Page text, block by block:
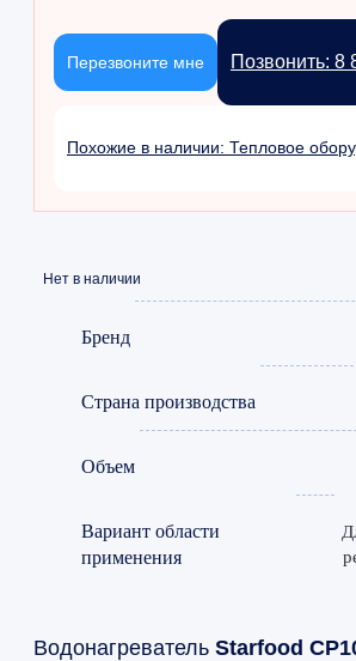
Позвонить: 8
Перезвоните мне
Похожие в наличии: Тепловое
Нет в наличии
Бренд
Страна производства
Объем
Вариант области
применения
Водонагреватель Starfood